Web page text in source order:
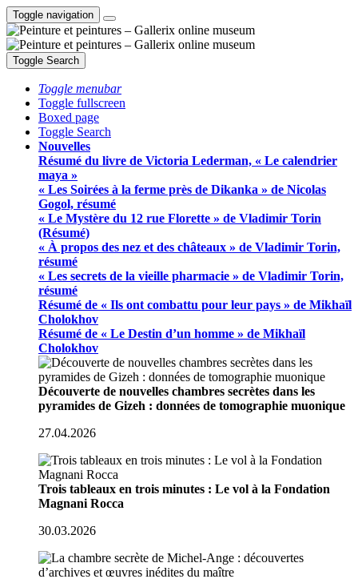
Toggle navigation
Toggle Search
Toggle menubar
Toggle fullscreen
Boxed page
Toggle Search
Nouvelles
Résumé du livre de Victoria Lederman, « Le calendrier
maya »
« Les Soirées à la ferme près de Dikanka » de Nicolas
Gogol, résumé
« Le Mystère du 12 rue Florette » de Vladimir Torin
(Résumé)
« À propos des nez et des châteaux » de Vladimir Torin,
résumé
« Les secrets de la vieille pharmacie » de Vladimir Torin,
résumé
Résumé de « Ils ont combattu pour leur pays » de Mikhaïl
Cholokhov
Résumé de « Le Destin d’un homme » de Mikhaïl
Cholokhov
Découverte de nouvelles chambres secrètes dans les
pyramides de Gizeh : données de tomographie muonique
27.04.2026
Trois tableaux en trois minutes : Le vol à la Fondation
Magnani Rocca
30.03.2026